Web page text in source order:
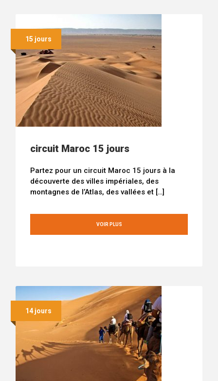
15 jours
circuit Maroc 15 jours
Partez pour un circuit Maroc 15 jours à la
découverte des villes impériales, des
montagnes de l’Atlas, des vallées et […]
VOIR PLUS
14 jours